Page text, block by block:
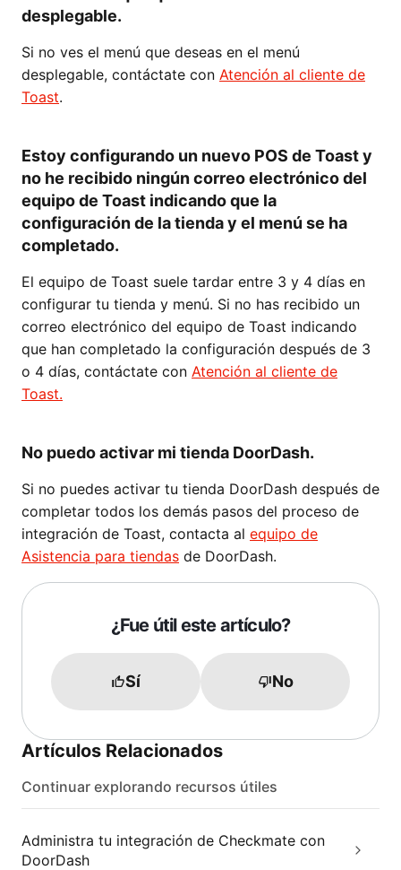
desplegable.
Si no ves el menú que deseas en el menú
desplegable, contáctate con Atención al cliente de
Toast.
Estoy configurando un nuevo POS de Toast y
no he recibido ningún correo electrónico del
equipo de Toast indicando que la
configuración de la tienda y el menú se ha
completado.
El equipo de Toast suele tardar entre 3 y 4 días en
configurar tu tienda y menú. Si no has recibido un
correo electrónico del equipo de Toast indicando
que han completado la configuración después de 3
o 4 días, contáctate con Atención al cliente de
Toast.
No puedo activar mi tienda DoorDash.
Si no puedes activar tu tienda DoorDash después de
completar todos los demás pasos del proceso de
integración de Toast, contacta al equipo de
Asistencia para tiendas de DoorDash.
¿Fue útil este artículo?
Sí No
Artículos Relacionados
Continuar explorando recursos útiles
Administra tu integración de Checkmate con
DoorDash